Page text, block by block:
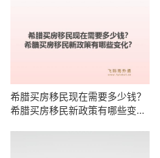
希腊买房移民现在需要多少钱？
希腊买房移民新政策有哪些变